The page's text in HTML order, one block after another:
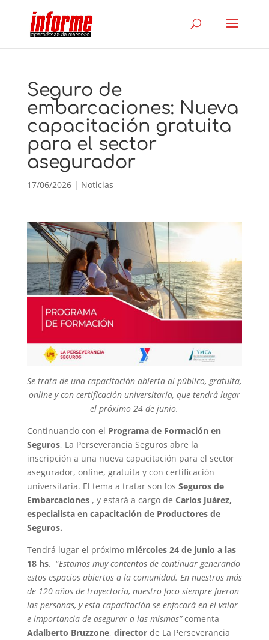
Seguro de
embarcaciones: Nueva
capacitación gratuita
para el sector
asegurador
17/06/2026| Noticias
Se trata de una capacitación abierta al público, gratuita,
online y con certificación universitaria, que tendrá lugar
el próximo 24 de junio.
Continuando con el Programa de Formación en
Seguros, La Perseverancia Seguros abre la
inscripción a una nueva capacitación para el sector
asegurador, online, gratuita y con certificación
universitaria. El tema a tratar son los Seguros de
Embarcaciones, y estará a cargo de Carlos Juárez,
especialista en capacitación de Productores de
Seguros.
Tendrá lugar el próximo miércoles 24 de junio a las
18 hs. “Estamos muy contentos de continuar generando
estos espacios abiertos a la comunidad. En nuestros más
de 120 años de trayectoria, nuestro foco siempre fueron
las personas, y esta capacitación se enfocará en el valor
e importancia de asegurar a las mismas”comenta
Adalberto Bruzzone, director de La Perseverancia